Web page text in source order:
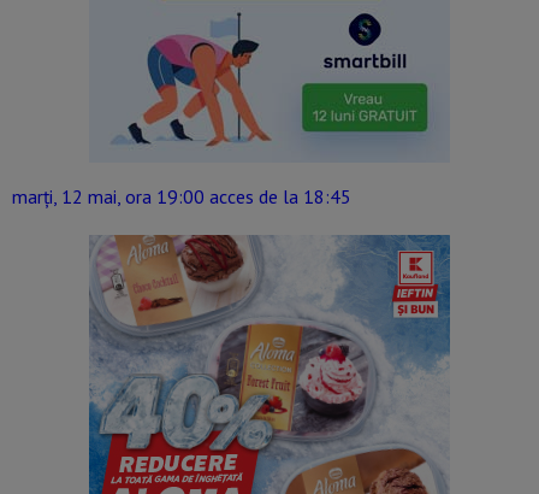
marți, 12 mai, ora 19:00 acces de la 18:45